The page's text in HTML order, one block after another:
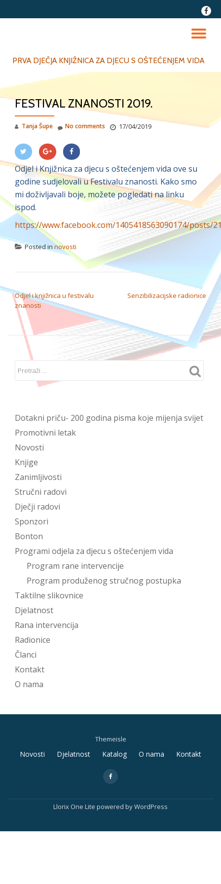
fa-
PRVA DJEČJA KNJIŽNICA ZA DJECU S OŠTEĆENJEM VIDA
FESTIVAL ZNANOSTI 2019.
Tanja Šupe 17/04/2019
No comments
Odjel i Knjižnica za djecu s oštećenjem vida ove su
godine sudjelovali u Festivalu znanosti. Kako smo
mi doživljavali boje, možete pogledati na linku
ispod.
https://www.facebook.com/1405418563090174/posts/
Posted in novosti
Odjel i knjižnica u festivalu
znanosti
Senzibilizacijske radionice
Dotakni priču- 200 godina pisma koje mijenja svijet
Promotivni letak
Novosti
Knjige
Zanimljivosti
Stručni radovi
Dječji radovi
Sponzori
Bonton
Programi odjela za djecu s oštećenjem vida
Program rane intervencije
Program produženog stručnog postupka
Taktilne slikovnice
Djelatnost
Rana intervencija
Radionice
Članci
Kontakt
O nama
Themeisle
Secondary
Novosti Djelatnost Katalog O nama Kontakt
fa-
facebook
Llorix One Lite powered byWordPress